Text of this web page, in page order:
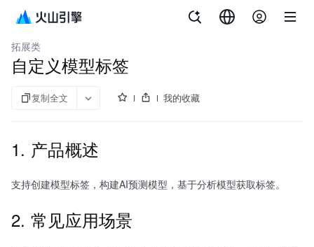
客户数据平台（私有化）
拓展类
自定义模型标签
复制全文 我的收藏
1. 产品概述
支持创建模型标签，构建AI预测模型，基于分析模型获取标签。
2. 常见应用场景